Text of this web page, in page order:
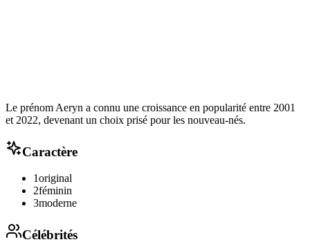
Le prénom Aeryn a connu une croissance en popularité entre 2001
et 2022, devenant un choix prisé pour les nouveau-nés.
Caractère
1original
2féminin
3moderne
Célébrités